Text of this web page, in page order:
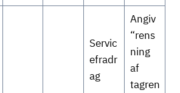
Servic
efradr
ag
Angiv
“rens
ning
af
tagren